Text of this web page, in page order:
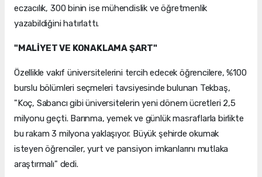
eczacılık, 300 binin ise mühendislik ve öğretmenlik
yazabildiğini hatırlattı.
"MALİYET VE KONAKLAMA ŞART"
Özellikle vakıf üniversitelerini tercih edecek öğrencilere, %100
burslu bölümleri seçmeleri tavsiyesinde bulunan Tekbaş,
"Koç, Sabancı gibi üniversitelerin yeni dönem ücretleri 2,5
milyonu geçti. Barınma, yemek ve günlük masraflarla birlikte
bu rakam 3 milyona yaklaşıyor. Büyük şehirde okumak
isteyen öğrenciler, yurt ve pansiyon imkanlarını mutlaka
araştırmalı" dedi.